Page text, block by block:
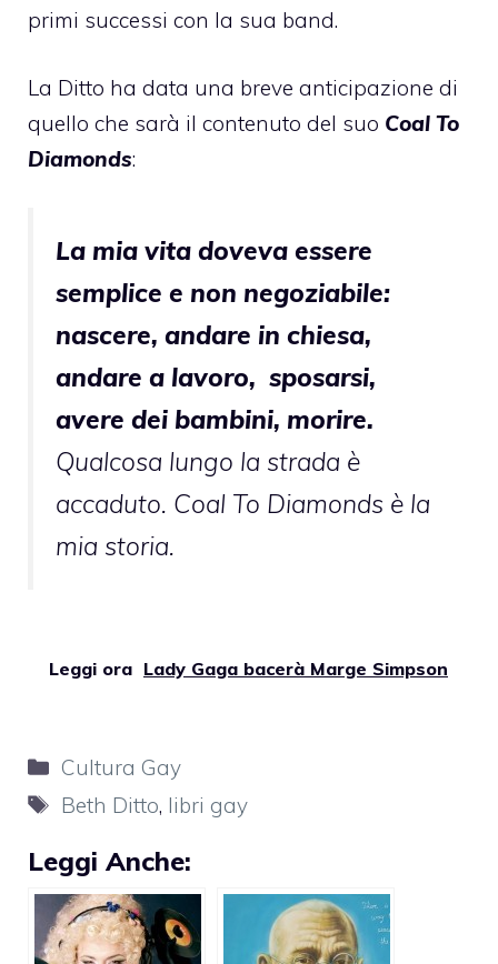
primi successi con la sua band.
La Ditto ha data una breve anticipazione di
quello che sarà il contenuto del suo Coal To
Diamonds:
La mia vita doveva essere
semplice e non negoziabile:
nascere, andare in chiesa,
andare a lavoro, sposarsi,
avere dei bambini, morire.
Qualcosa lungo la strada è
accaduto. Coal To Diamonds è la
mia storia.
Leggi ora Lady Gaga bacerà Marge Simpson
Categorie
Cultura Gay
Tag
Beth Ditto, libri gay
Leggi Anche: